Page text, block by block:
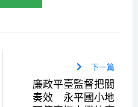
下一篇
廉政平臺監督把關
奏效 永平國小地